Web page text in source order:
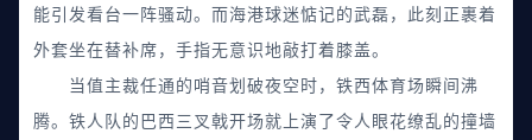
能引发看台一阵骚动。而海港球迷惦记的武磊，此刻正裹着
外套坐在替补席，手指无意识地敲打着膝盖。
当值主裁任通的哨音划破夜空时，铁西体育场瞬间沸
腾。铁人队的巴西三叉戟开场就上演了令人眼花缭乱的撞墙